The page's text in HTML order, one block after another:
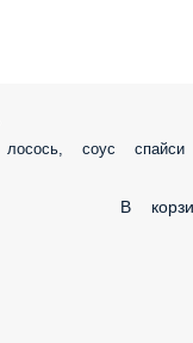
соус спайси
В